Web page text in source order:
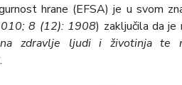
hrane (EFSA) je u svom
8 (12): 1908) zaključila da je
na zdravlje ljudi i životinja te